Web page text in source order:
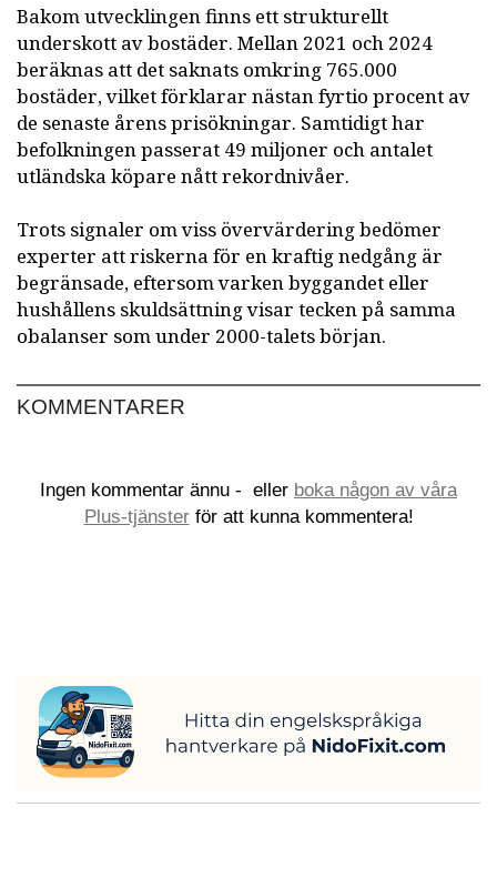
Bakom utvecklingen finns ett strukturellt
underskott av bostäder. Mellan 2021 och 2024
beräknas att det saknats omkring 765.000
bostäder, vilket förklarar nästan fyrtio procent av
de senaste årens prisökningar. Samtidigt har
befolkningen passerat 49 miljoner och antalet
utländska köpare nått rekordnivåer.
Trots signaler om viss övervärdering bedömer
experter att riskerna för en kraftig nedgång är
begränsade, eftersom varken byggandet eller
hushållens skuldsättning visar tecken på samma
obalanser som under 2000-talets början.
KOMMENTARER
Ingen kommentar ännu - eller boka någon av våra
Plus-tjänsterför att kunna kommentera!